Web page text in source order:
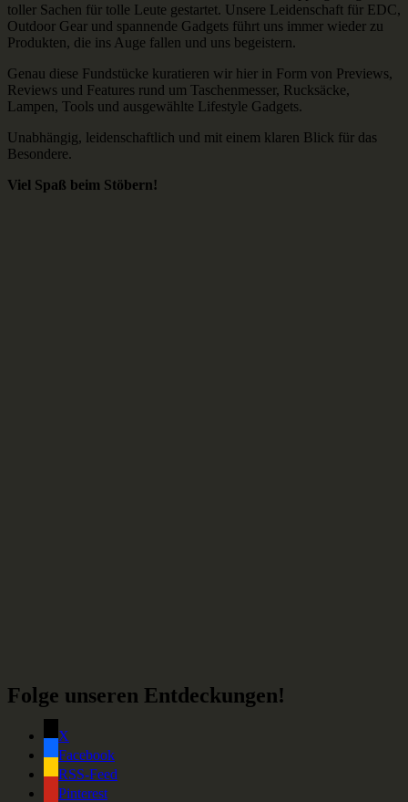
toller Sachen für tolle Leute gestartet. Unsere Leidenschaft für EDC,
Outdoor Gear und spannende Gadgets führt uns immer wieder zu
Produkten, die ins Auge fallen und uns begeistern.
Genau diese Fundstücke kuratieren wir hier in Form von Previews,
Reviews und Features rund um Taschenmesser, Rucksäcke,
Lampen, Tools und ausgewählte Lifestyle Gadgets.
Unabhängig, leidenschaftlich und mit einem klaren Blick für das
Besondere.
Viel Spaß beim Stöbern!
Folge unseren Entdeckungen!
X
Facebook
RSS-Feed
Pinterest